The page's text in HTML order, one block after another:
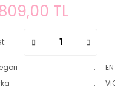
TL
: